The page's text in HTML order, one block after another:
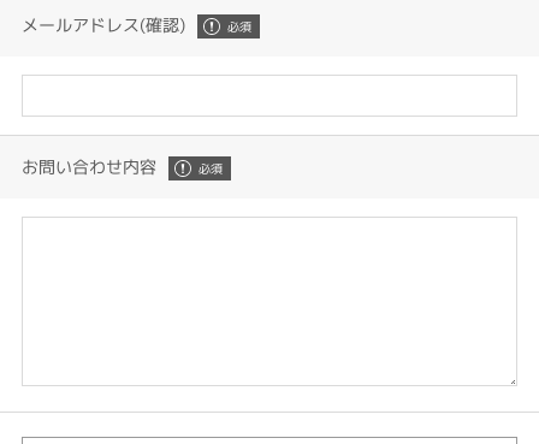
メールアドレス(確認)
お問い合わせ内容